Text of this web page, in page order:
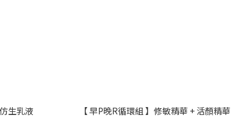
生乳液 【 早P晚R循環組 】修敏精華 + 活顏精華